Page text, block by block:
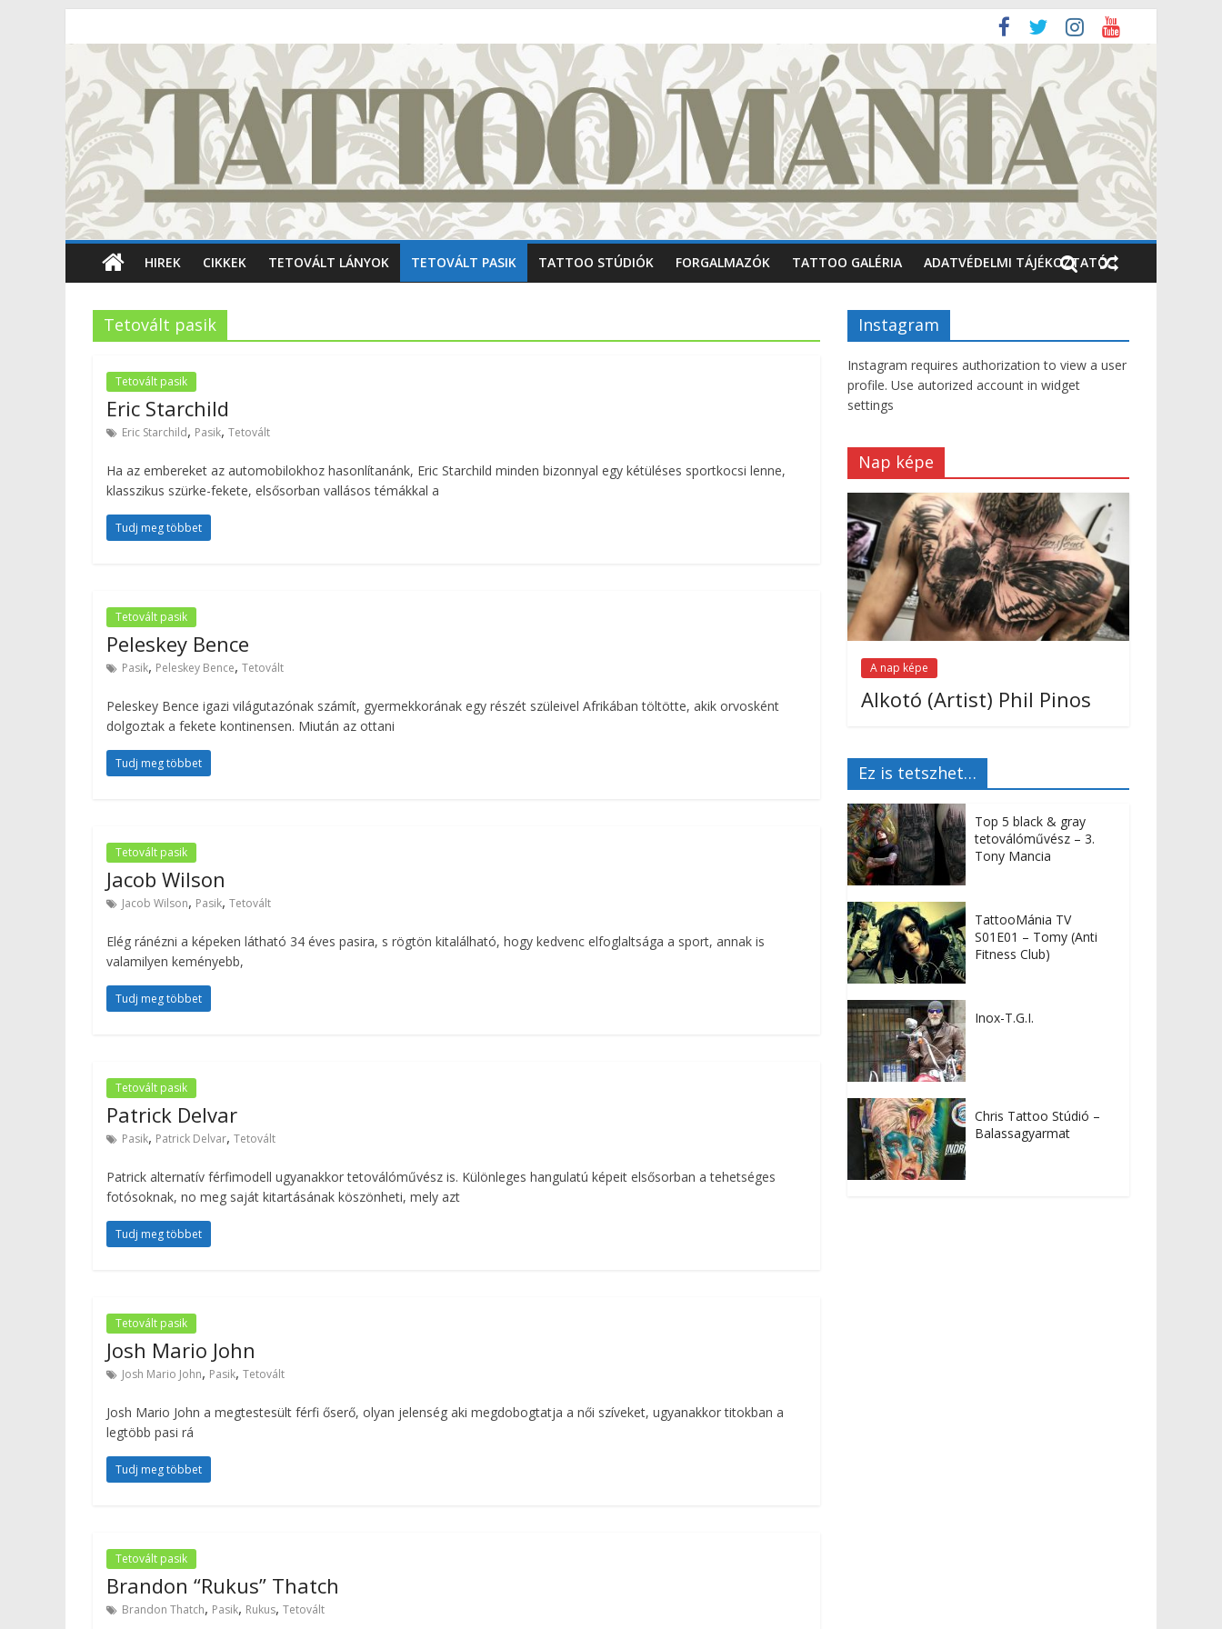
HIREK CIKKEK TETOVÁLT LÁNYOK TETOVÁLT PASIK TATTOO STÚDIÓK FORGALMAZÓK TATTOO GALÉRIA ADATVÉDELMI TÁJÉKOZTATÓ
Tetovált pasik
Tetovált pasik
Eric Starchild
Eric Starchild, Pasik, Tetovált
Ha az embereket az automobilokhoz hasonlítanánk, Eric Starchild minden bizonnyal egy kétüléses sportkocsi lenne,
klasszikus szürke-fekete, elsősorban vallásos témákkal a
Tudj meg többet
Tetovált pasik
Peleskey Bence
Pasik, Peleskey Bence, Tetovált
Peleskey Bence igazi világutazónak számít, gyermekkorának egy részét szüleivel Afrikában töltötte, akik orvosként
dolgoztak a fekete kontinensen. Miután az ottani
Tudj meg többet
Tetovált pasik
Jacob Wilson
Jacob Wilson, Pasik, Tetovált
Elég ránézni a képeken látható 34 éves pasira, s rögtön kitalálható, hogy kedvenc elfoglaltsága a sport, annak is
valamilyen keményebb,
Tudj meg többet
Tetovált pasik
Patrick Delvar
Pasik, Patrick Delvar, Tetovált
Patrick alternatív férfimodell ugyanakkor tetoválóművész is. Különleges hangulatú képeit elsősorban a tehetséges
fotósoknak, no meg saját kitartásának köszönheti, mely azt
Tudj meg többet
Tetovált pasik
Josh Mario John
Josh Mario John, Pasik, Tetovált
Josh Mario John a megtestesült férfi őserő, olyan jelenség aki megdobogtatja a női szíveket, ugyanakkor titokban a
legtöbb pasi rá
Tudj meg többet
Tetovált pasik
Brandon “Rukus” Thatch
Brandon Thatch, Pasik, Rukus, Tetovált
Instagram
Instagram requires authorization to view a user
profile. Use autorized account in widget
settings
Nap képe
A nap képe
Alkotó (Artist) Phil Pinos
Ez is tetszhet…
Top 5 black & gray
tetoválóművész – 3.
Tony Mancia
TattooMánia TV
S01E01 – Tomy (Anti
Fitness Club)
Inox-T.G.I.
Chris Tattoo Stúdió –
Balassagyarmat